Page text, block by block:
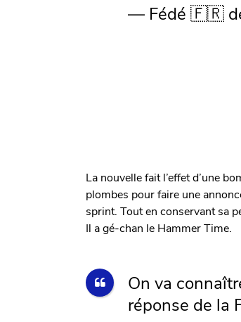
— Fédé 🇫🇷 de
La nouvelle fait l’effet d’une
plombes pour faire une
sprint. Tout en conservant sa
Il a gé-chan le Hammer Time.
On va
réponse de la